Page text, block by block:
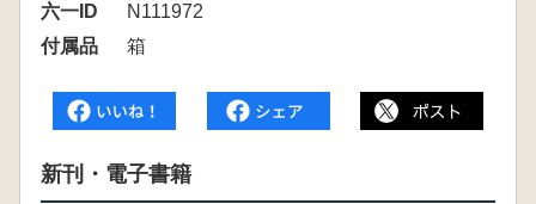
六一ID
N111972
付属品
箱
新刊・電子書籍